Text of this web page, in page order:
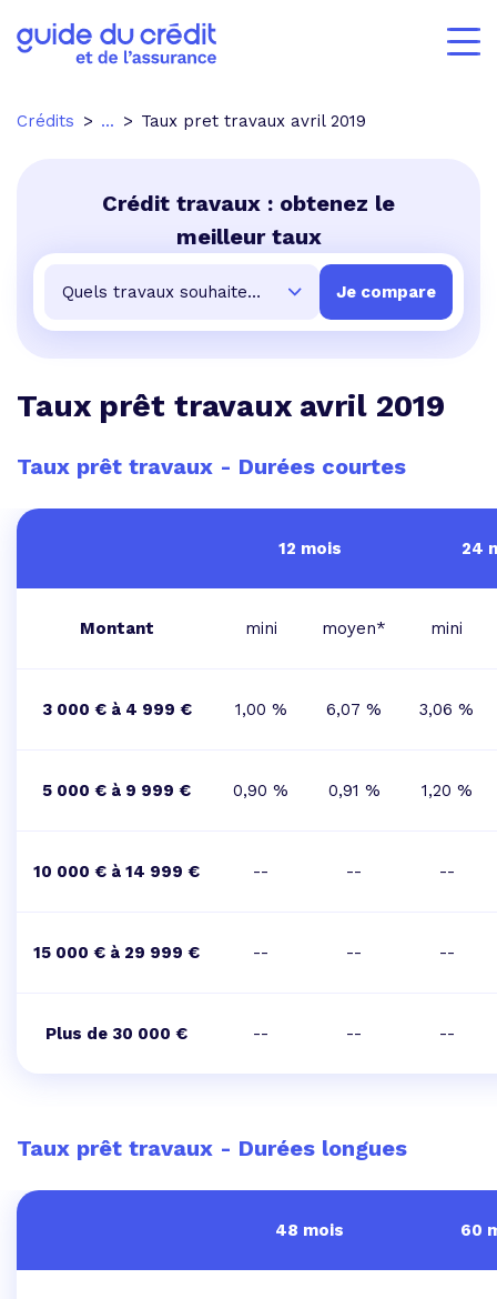
Crédits ... Taux pret travaux avril 2019
Crédit travaux : obtenez le
meilleur taux
Taux prêt travaux avril 2019
Taux prêt travaux - Durées courtes
12 mois 24
Montant mini moyen* mini
3 000 € à 4 999 € 1,00 % 6,07 % 3,06 %
5 000 € à 9 999 € 0,90 % 0,91 % 1,20 %
10 000 € à 14 999 € -- -- --
15 000 € à 29 999 € -- -- --
Plus de 30 000 € -- -- --
Taux prêt travaux - Durées longues
48 mois 60